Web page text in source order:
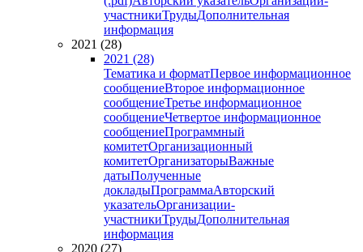
участникиТрудыДополнительная
информация
2021 (28)
2021 (28)
Тематика и форматПервое информационное
сообщениеВторое информационное
сообщениеТретье информационное
сообщениеЧетвертое информационное
сообщениеПрограммный
комитетОрганизационный
комитетОрганизаторыВажные
датыПолученные
докладыПрограммаАвторский
указательОрганизации-
участникиТрудыДополнительная
информация
2020 (27)